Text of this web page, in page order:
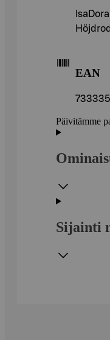
EAN
Päivitämme
Sijainti